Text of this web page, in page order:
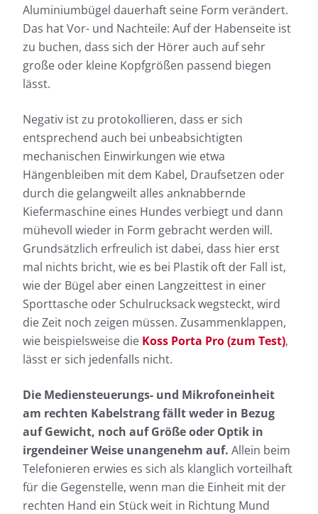
Aluminiumbügel dauerhaft seine Form verändert.
Das hat Vor- und Nachteile: Auf der Habenseite ist
zu buchen, dass sich der Hörer auch auf sehr
große oder kleine Kopfgrößen passend biegen
lässt.
Negativ ist zu protokollieren, dass er sich
entsprechend auch bei unbeabsichtigten
mechanischen Einwirkungen wie etwa
Hängenbleiben mit dem Kabel, Draufsetzen oder
durch die gelangweilt alles anknabbernde
Kiefermaschine eines Hundes verbiegt und dann
mühevoll wieder in Form gebracht werden will.
Grundsätzlich erfreulich ist dabei, dass hier erst
mal nichts bricht, wie es bei Plastik oft der Fall ist,
wie der Bügel aber einen Langzeittest in einer
Sporttasche oder Schulrucksack wegsteckt, wird
die Zeit noch zeigen müssen. Zusammenklappen,
wie beispielsweise die Koss Porta Pro (zum Test),
lässt er sich jedenfalls nicht.
Die Mediensteuerungs- und Mikrofoneinheit
am rechten Kabelstrang fällt weder in Bezug
auf Gewicht, noch auf Größe oder Optik in
irgendeiner Weise unangenehm auf. Allein beim
Telefonieren erwies es sich als klanglich vorteilhaft
für die Gegenstelle, wenn man die Einheit mit der
rechten Hand ein Stück weit in Richtung Mund